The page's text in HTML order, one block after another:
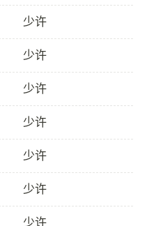
少许
少许
少许
少许
少许
少许
少许